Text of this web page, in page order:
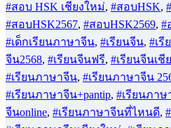
#สอบ HSK เชียงใหม่, #สอบHSK,
#สอบHSK2567, #สอบHSK2569, #
#เด็กเรียนภาษาจีน, #เรียนจีน, #เรี
จีน2568, #เรียนจีนฟรี, #เรียนจีนเชี
#เรียนภาษาจีน, #เรียนภาษาจีน
#เรียนภาษาจีน+pantip, #เรียนภาษ
จีนonline, #เรียนภาษาจีนที่ไหนดี,